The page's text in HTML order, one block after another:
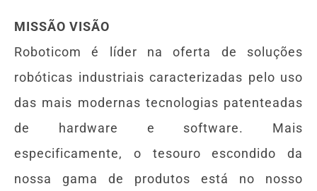
MISSÃO VISÃO
Roboticom é líder na oferta de soluções
robóticas industriais caracterizadas pelo uso
das mais modernas tecnologias patenteadas
de hardware e software. Mais
especificamente, o tesouro escondido da
nossa gama de produtos está no nosso